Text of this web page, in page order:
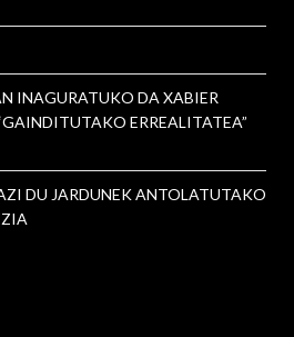
INAGURATUKO DA XABIER
ERREALITATEA”
DU JARDUNEK ANTOLATUTAKO